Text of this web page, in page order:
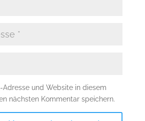
Adresse und Website in diesem
nächsten Kommentar speichern.